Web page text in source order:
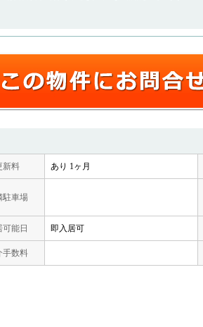
新料 あり 1ヶ月
駐車場
可能日 即入居可
手数料